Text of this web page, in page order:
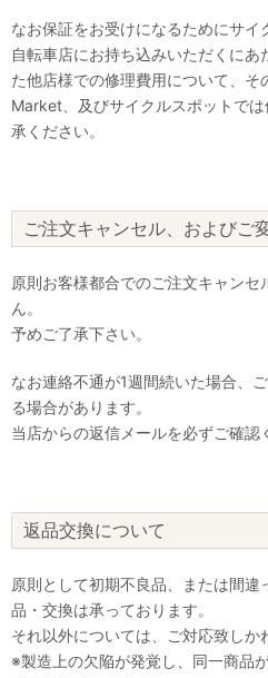
なお保証をお受けになるためにサ
自転車店にお持ち込みいただくにあ
た他店様での修理費用について、そ
Market、及びサイクルスポットで
承ください。
ご注文キャンセル、およびご
原則お客様都合でのご注文キャン
ん。
予めご了承下さい。
なお連絡不通が1週間続いた場合、
る場合があります。
当店からの返信メールを必ずご確認
返品交換について
原則として初期不良品、または間違
品・交換は承っております。
それ以外については、ご対応致しか
※製造上の欠陥が発覚し、同一商品